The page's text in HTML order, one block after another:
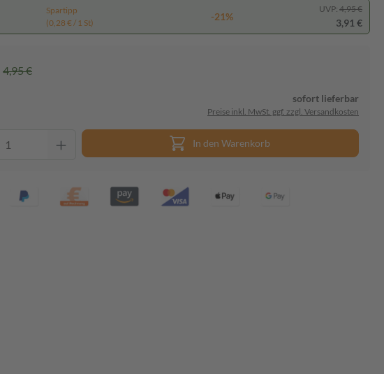
Spartipp
(0,28 € / 1 St)
-21%
UVP: 4,95 €
3,91 €
4,95 €
sofort lieferbar
Preise inkl. MwSt. ggf. zzgl. Versandkosten
In den Warenkorb